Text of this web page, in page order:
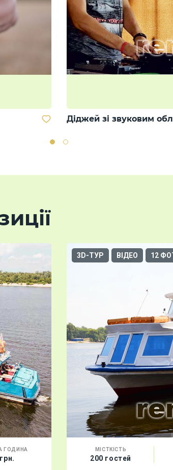
Діджей зі звуковим
ГОДИНА
3D-ТУР ВІДЕО 12
МІСТКІСТЬ
200 гостей